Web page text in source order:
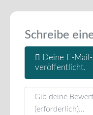
Schreibe
Deine E-
veröffentlicht.
Rezensionstext